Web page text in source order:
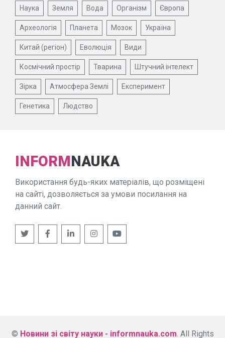
Наука Земля Вода Організм Європа
Археологія Планета Мозок Україна
Китай (регіон) Еволюція Види
Космічний простір Тварина Штучний інтелект
Зірка Атмосфера Землі Експеримент
Генетика Людство
INFORMNAUKA
Використання будь-яких матеріалів, що розміщені
на сайті, дозволяється за умови посилання на
данний сайт.
© Новини зі світу науки - informnauka.com . All Rights